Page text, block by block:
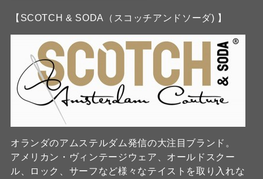
【SCOTCH & SODA（スコッチアンドソーダ) 】
オランダのアムステルダム発信の大注目ブランド。
アメリカン・ヴィンテージウェア、オールドスクー
ル、ロック、サーフなど様々なテイストを取り入れな